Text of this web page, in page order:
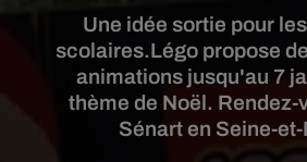
Une idée sortie pour
scolaires.Légo propose
animations jusqu'au 7
thème de Noël. Rendez-
Sénart en Seine-